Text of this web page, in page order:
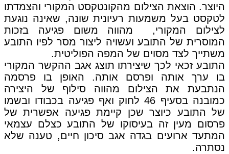
היוצר. הוצאת הצילום מהקונטקסט המקורי והצמדתו
לטקסט בעל משמעות רעיונית שונה, שאינה נוגעת
לצילום המקורי, מהווה משום פגיעה בזכות
המוסרית של התובע ועשויה ליצור מסר לפיו התובע
משתייך לצד מסוים של המפה הפוליטית.
התובע זכאי לכך שיצירתו תוצג אגב ההקשר המקורי
בו ערך אותה ופרסם אותה. האופן בו פרסמה
הנתבעת את הצילום מהווה סילוף של היצירה
כמובנה בסעיף 46 לחוק ואף פגיעה בכבודו ובשמו
של התובע כיוצר שכן קיימת פגיעה אפשרית של
פרסום מעין זה בעיסוקו של התובע כצלם עצמאי
המתעד ארועים בגדה אגב סיכון חיים, טענה שלא
נסתרה.